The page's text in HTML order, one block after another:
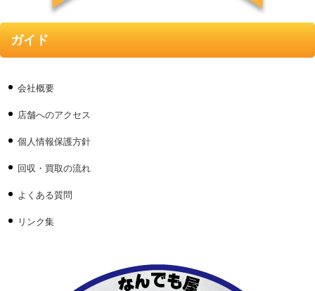
ガイド
会社概要
店舗へのアクセス
個人情報保護方針
回収・買取の流れ
よくある質問
リンク集